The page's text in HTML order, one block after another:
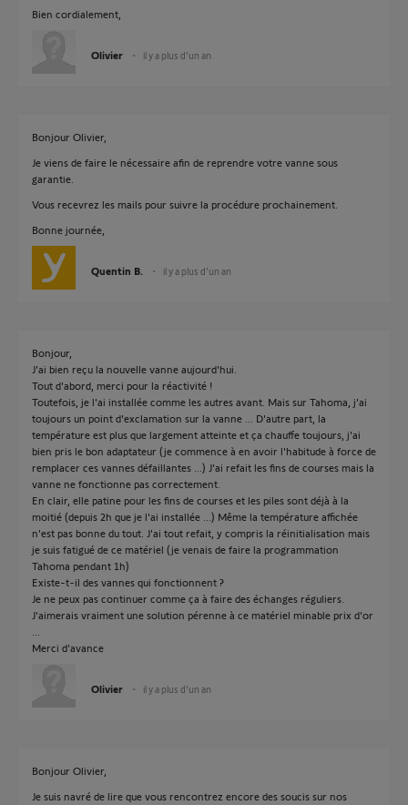
Bien cordialement,
Olivier il y a plus d'un an
Bonjour Olivier,
Je viens de faire le nécessaire afin de reprendre votre vanne sous
garantie.
Vous recevrez les mails pour suivre la procédure prochainement.
Bonne journée,
Quentin B. il y a plus d'un an
Bonjour,
J'ai bien reçu la nouvelle vanne aujourd'hui.
Tout d'abord, merci pour la réactivité !
Toutefois, je l'ai installée comme les autres avant. Mais sur Tahoma, j'ai
toujours un point d'exclamation sur la vanne ... D'autre part, la
température est plus que largement atteinte et ça chauffe toujours, j'ai
bien pris le bon adaptateur (je commence à en avoir l'habitude à force de
remplacer ces vannes défaillantes ...) J'ai refait les fins de courses mais la
vanne ne fonctionne pas correctement.
En clair, elle patine pour les fins de courses et les piles sont déjà à la
moitié (depuis 2h que je l'ai installée ...) Même la température affichée
n'est pas bonne du tout. J'ai tout refait, y compris la réinitialisation mais
je suis fatigué de ce matériel (je venais de faire la programmation
Tahoma pendant 1h)
Existe-t-il des vannes qui fonctionnent ?
Je ne peux pas continuer comme ça à faire des échanges réguliers.
J'aimerais vraiment une solution pérenne à ce matériel minable prix d'or
Merci d'avance
Olivier il y a plus d'un an
Bonjour Olivier,
Je suis navré de lire que vous rencontrez encore des soucis sur nos